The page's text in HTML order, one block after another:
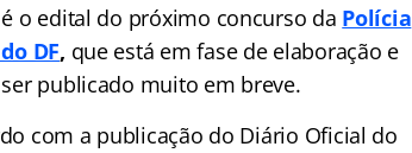
o edital do próximo concurso da Polícia
DF, que está em fase de elaboração e
publicado muito em breve.
com a publicação do Diário Oficial do